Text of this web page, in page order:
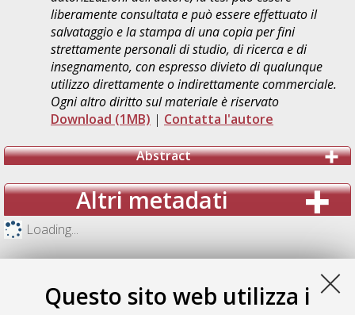
Questo sito web utilizza i
liberamente consultata e può essere effettuato il
salvataggio e la stampa di una copia per fini
strettamente personali di studio, di ricerca e di
insegnamento, con espresso divieto di qualunque
utilizzo direttamente o indirettamente commerciale.
Ogni altro diritto sul materiale è riservato
Download (1MB) | Contatta l'autore
Abstract
Altri metadati
Loading...